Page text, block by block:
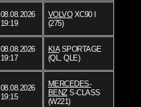
08.08.2026
19:19
VOLVOXC90 I
(275)
08.08.2026
19:17
KIASPORTAGE
(QL, QLE)
08.08.2026
19:15
MERCEDES-
BENZS-CLASS
(W221)